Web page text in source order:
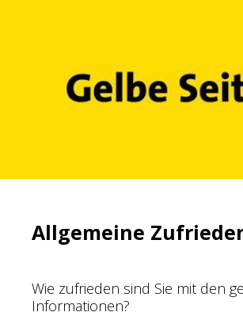
Allgemeine
Wie zufrieden sind Sie mit den
Informationen?